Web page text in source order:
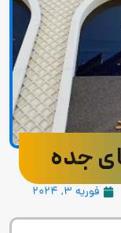
جده
فوریه 3, 2024